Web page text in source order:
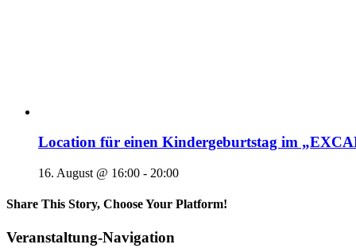
Location für einen Kindergeburtstag im
16. August @ 16:00 - 20:00
Share This Story, Choose Your Platform!
Veranstaltung-Navigation